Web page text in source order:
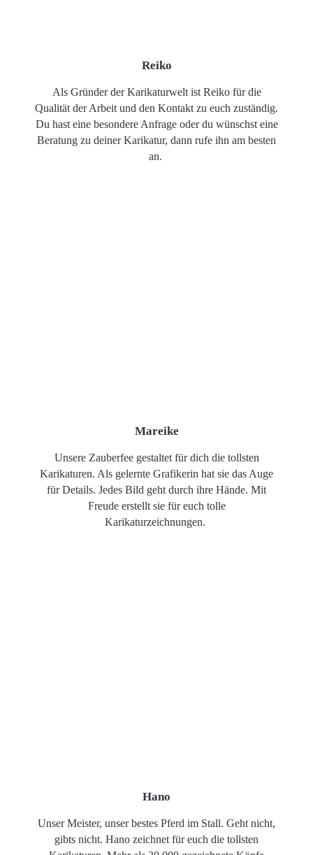
Reiko
Als Gründer der Karikaturwelt ist Reiko für die
Qualität der Arbeit und den Kontakt zu euch zuständig.
Du hast eine besondere Anfrage oder du wünschst eine
Beratung zu deiner Karikatur, dann rufe ihn am besten
an.
Mareike
Unsere Zauberfee gestaltet für dich die tollsten
Karikaturen. Als gelernte Grafikerin hat sie das Auge
für Details. Jedes Bild geht durch ihre Hände. Mit
Freude erstellt sie für euch tolle
Karikaturzeichnungen.
Hano
Unser Meister, unser bestes Pferd im Stall. Geht nicht,
gibts nicht. Hano zeichnet für euch die tollsten